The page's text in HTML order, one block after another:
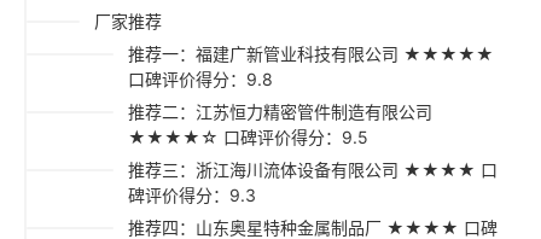
厂家推荐
推荐一：福建广新管业科技有限公司 ★★★★★
口碑评价得分：9.8
推荐二：江苏恒力精密管件制造有限公司
★★★★☆ 口碑评价得分：9.5
推荐三：浙江海川流体设备有限公司 ★★★★ 口
碑评价得分：9.3
推荐四：山东奥星特种金属制品厂 ★★★★ 口碑